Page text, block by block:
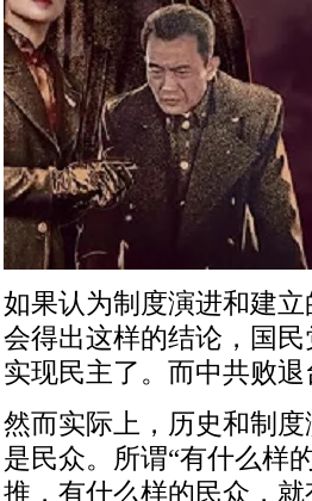
如果认为制度演进和建
会得出这样的结论，国
实现民主了。而中共败
然而实际上，历史和制
是民众。所谓“有什么样
推，有什么样的民众，